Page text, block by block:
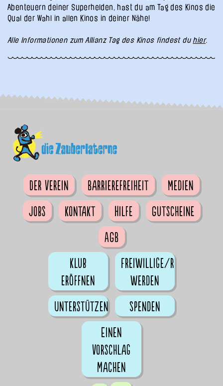
Abenteuern deiner Superhelden, hast du am Tag des Kinos die
Qual der Wahl in allen Kinos in deiner Nähe!
Alle Informationen zum Allianz Tag des Kinos findest du hier.
Der Verein Barrierefreiheit
Medien
Jobs
Kontakt Hilfe
Gutscheine
AGB
Klub
eröffnen
Freiwillige/r
werden
Unterstützen
Spenden
Einen
Vorschlag
machen